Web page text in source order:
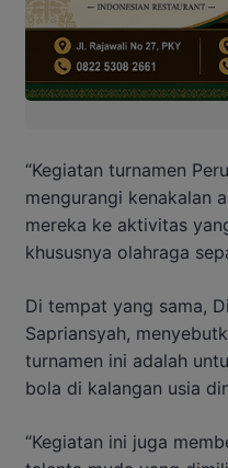
“Kegiatan turnamen
mengurangi kenakalan
mereka ke aktivitas
khususnya olahraga
Di tempat yang sama,
Sapriansyah,
turnamen ini adalah
bola di kalangan usia
“Kegiatan ini juga